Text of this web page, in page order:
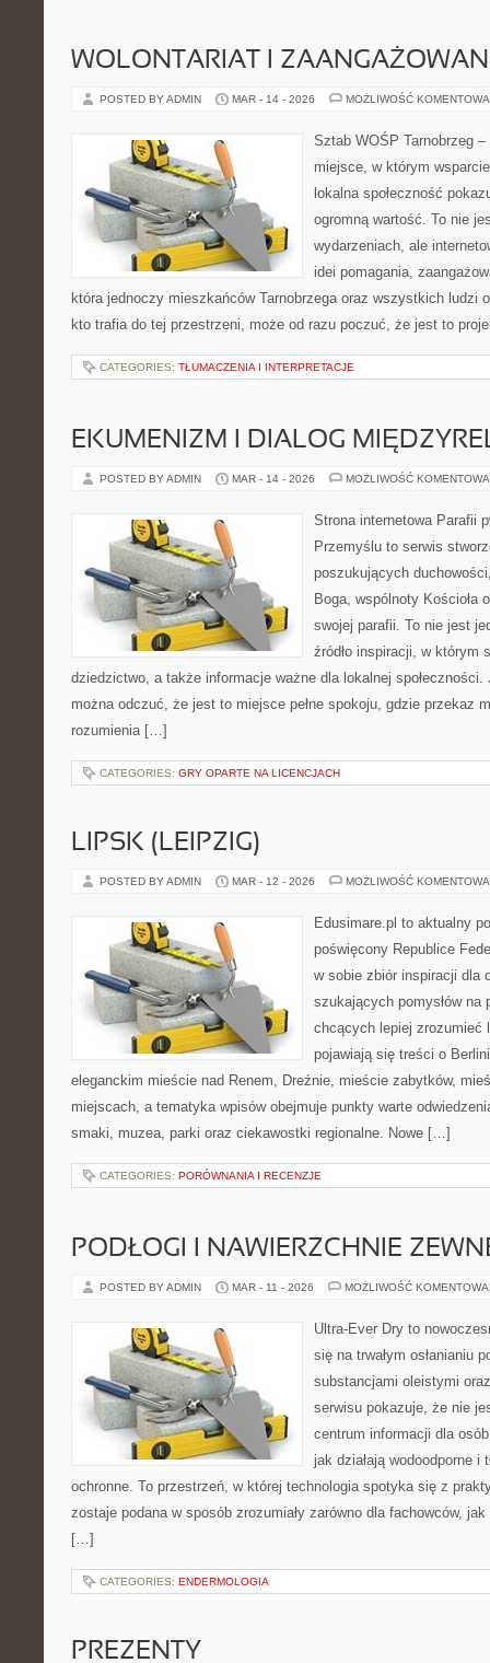
WOLONTARIAT I
POSTED BY ADMIN MAR - 14 - 2026 MOŻLIWOŚĆ
Sztab WOŚP Tarnobrzeg
miejsce, w którym
lokalna społeczność
ogromną wartość. To nie
wydarzeniach, ale
idei pomagania,
która jednoczy mieszkańców Tarnobrzega oraz wszystkich ludzi
kto trafia do tej przestrzeni, może od razu poczuć, że jest to
CATEGORIES: TŁUMACZENIA I INTERPRETACJE
EKUMENIZM I DIALOG
POSTED BY ADMIN MAR - 14 - 2026 MOŻLIWOŚĆ
Strona internetowa Parafii
Przemyślu to serwis
poszukujących
Boga, wspólnoty Kościoła
swojej parafii. To nie jest
źródło inspiracji, w którym
dziedzictwo, a także informacje ważne dla lokalnej
można odczuć, że jest to miejsce pełne spokoju, gdzie przekaz
rozumienia […]
CATEGORIES: GRY OPARTE NA LICENCJACH
LIPSK (LEIPZIG)
POSTED BY ADMIN MAR - 12 - 2026 MOŻLIWOŚĆ
Edusimare.pl to aktualny
poświęcony Republice
w sobie zbiór inspiracji dla
szukających pomysłów na
chcących lepiej zrozumieć
pojawiają się treści o
eleganckim mieście nad Renem, Dreźnie, mieście zabytków,
miejscach, a tematyka wpisów obejmuje punkty warte
smaki, muzea, parki oraz ciekawostki regionalne. Nowe […]
CATEGORIES: PORÓWNANIA I RECENZJE
PODŁOGI I NAWIERZCHNIE
POSTED BY ADMIN MAR - 11 - 2026 MOŻLIWOŚĆ
Ultra-Ever Dry to
się na trwałym osłanianiu
substancjami oleistymi
serwisu pokazuje, że nie
centrum informacji dla
jak działają wodoodporne i
ochronne. To przestrzeń, w której technologia spotyka się z
zostaje podana w sposób zrozumiały zarówno dla fachowców,
[…]
CATEGORIES: ENDERMOLOGIA
PREZENTY